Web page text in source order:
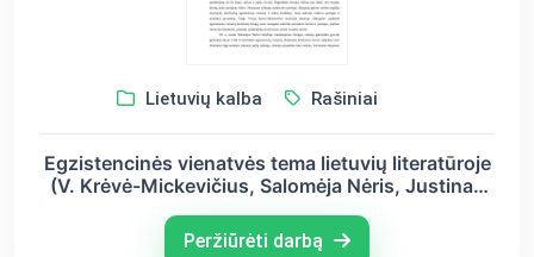
Lietuvių kalba Rašiniai
Egzistencinės vienatvės tema lietuvių literatūroje
(V. Krėvė-Mickevičius, Salomėja Nėris, Justinas
Peržiūrėti darbą